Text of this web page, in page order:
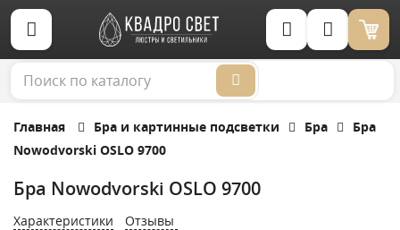
Корзина (0)
Главная Бра и картинные подсветки Бра
Бра
Nowodvorski OSLO 9700
Бра Nowodvorski OSLO 9700
Характеристики Отзывы